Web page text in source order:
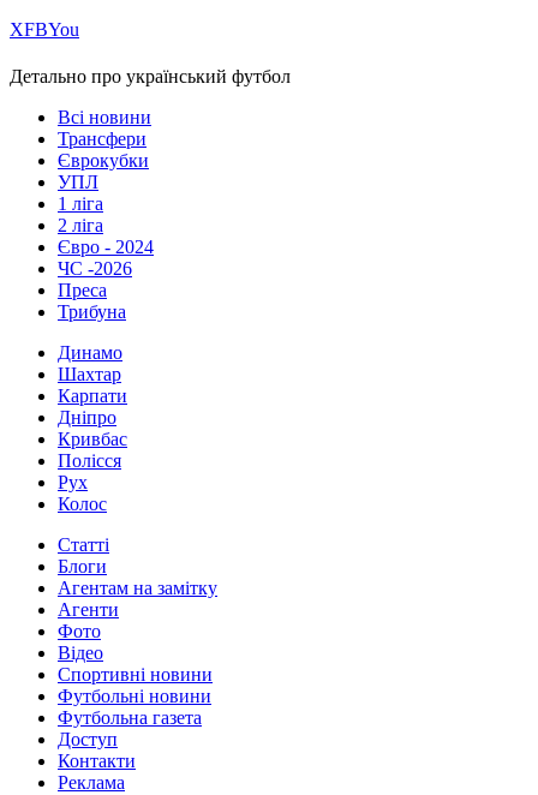
ХFBYou
Детально про український футбол
Всі новини
Трансфери
Єврокубки
УПЛ
1 ліга
2 ліга
Євро - 2024
ЧС -2026
Преса
Трибуна
Динамо
Шахтар
Карпати
Дніпро
Кривбас
Полісся
Рух
Колос
Статті
Блоги
Агентам на замітку
Агенти
Фото
Відео
Спортивні новини
Футбольні новини
Футбольна газета
Доступ
Контакти
Реклама